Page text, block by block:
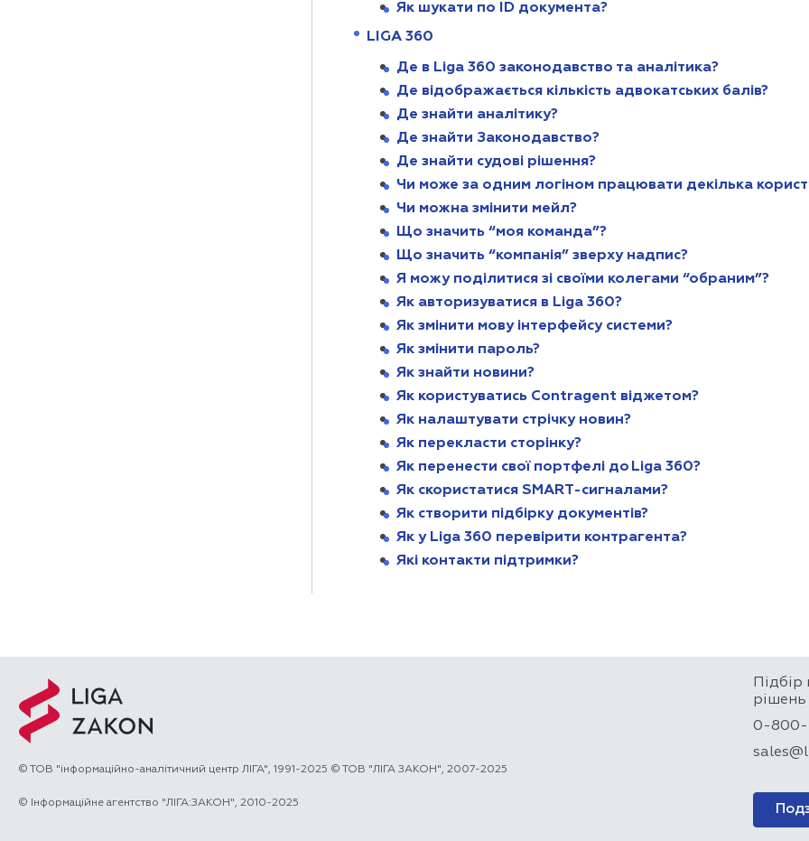
LIGA 360
Де в Liga 360 законодавство та аналітика?
Де відображається кількість адвокатських балів?
Де знайти аналітику?
Де знайти Законодавство?
Де знайти судові рішення?
Чи може за одним логіном працювати декілька
Чи можна змінити мейл?
Що значить “моя команда”?
Що значить “компанія” зверху надпис?
Я можу поділитися зі своїми колегами “обраним”?
Як авторизуватися в Liga 360?
Як змінити мову інтерфейсу системи?
Як змінити пароль?
Як знайти новини?
Як користуватись Contragent віджетом?
Як налаштувати стрічку новин?
Як перекласти сторінку?
Як перенести свої портфелі до Liga 360?
Як скористатися SMART-сигналами?
Як створити підбірку документів?
Як у Liga 360 перевірити контрагента?
Які контакти підтримки?
Як шукати по ID документа?
© ТОВ "інформаційно-аналітичний центр ЛІГА", 1991-2025 © ТОВ "ЛІГА ЗАКОН", 2007-2025
© Інформаційне агентство "ЛІГА:ЗАКОН", 2010-2025
рішень
0-800-